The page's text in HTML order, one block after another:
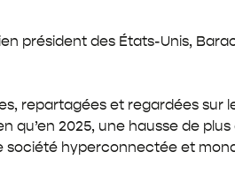
président des États-Unis,
repartagées et regardées sur
2025, une hausse de plus
société hyperconnectée et